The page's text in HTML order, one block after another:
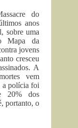
do
anos
sobre uma
Mapa da
jovens
cresceu
A
vem
a polícia foi
20% dos
portanto, o